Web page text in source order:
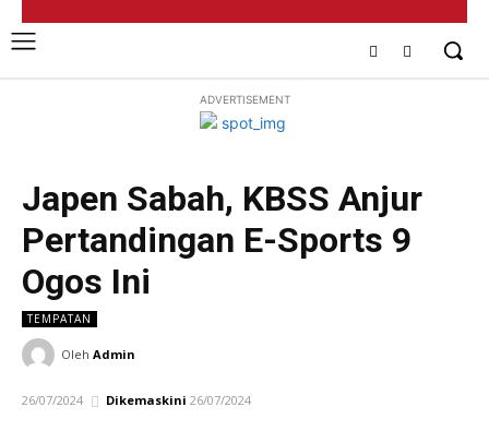
ADVERTISEMENT
Japen Sabah, KBSS Anjur
Pertandingan E-Sports 9
Ogos Ini
TEMPATAN
Oleh Admin
26/07/2024 Dikemaskini 26/07/2024